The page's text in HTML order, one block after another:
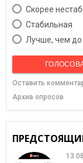
Скорее
Cтабильная
Лучше, чем
Оставить
Архив опросов